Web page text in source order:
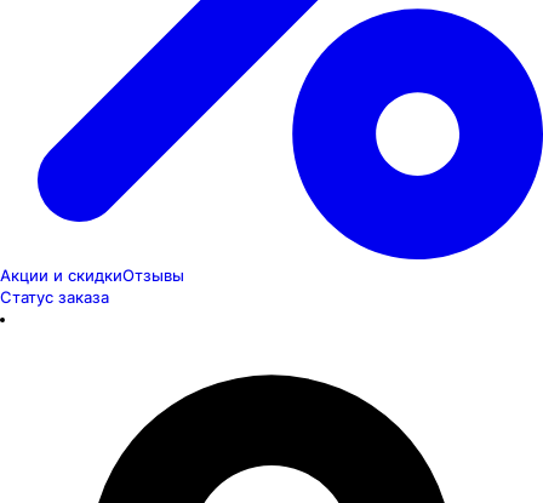
Акции и скидкиОтзывы
Статус заказа